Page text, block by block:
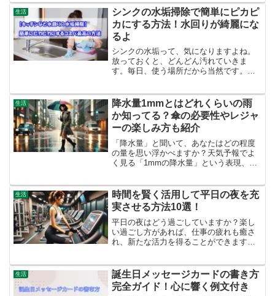
泡スチロールの特性を理解し、安心して
加熱できる方法を知りたい方に役立つ情
報をまとめました。
生活
シンクの水垢掃除で簡単にピカピ
カにする方法！水回りが綺麗にな
るよ
シンクの水垢って、気になりますよね。
放っておくと、どんどん汚れていきま
す。毎日、使う場所だから当然です。そ
でなく、トイレやお風呂場など水回りの
掃除なら同じようにキレイになる方法で
す。ピカピカにして、毎日、気持ちよく
使いましょう。
生活
降水量1mmとはどれくらいの雨
か知ってる？傘の必要性やレジャ
ーの楽しみ方も紹介
「降水量」と聞いて、あなたはどの程度
の量を思い浮かべますか？天気予報でよ
く見る「1mmの降水量」という表現、実
の人は、1mmと聞くと軽い雨を想像する
でしょう。しかし、1mmの降水量があっ
た場合、どのような影響が出るのでしょ
うか？今回は、傘は必要か、イベントへ
の影響はどうなるかなど、1mmの降水量
が実際に意味するところを詳しく紹介し
生活
時間を賢く活用して平日の夜を充
実させる方法10選！
平日の夜はどう過ごしていますか？楽し
い過ごし方があれば、仕事の疲れも癒さ
れ、新たな活力を得ることができます。
より楽しくなる可能性があります。今回
は、仕事後にリラックスしながら有意義
な時間を過ごす方法を紹介します。
生活
誕生日メッセージカードの書き方
完全ガイド！心に響く例文付き